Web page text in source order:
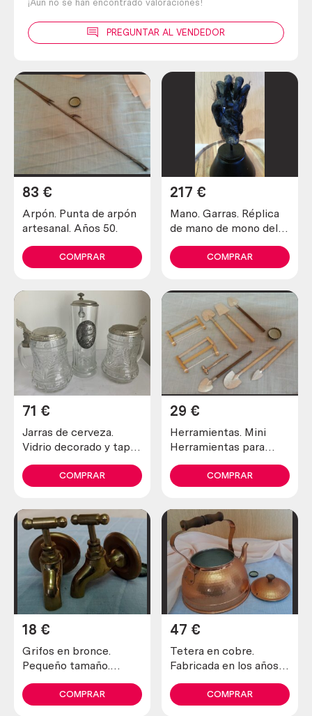
¡Aún no se han encontrado valoraciones!
PREGUNTAR AL VENDEDOR
Arpón. Punta de arpón
artesanal. Años 50.
83 €
COMPRAR
Mano. Garras. Réplica
de mano de mono del
Congo en campana de
vidrio.
217 €
COMPRAR
Jarras de cerveza.
Vidrio decorado y tapa
metálica. 3 unidades.
71 €
COMPRAR
Herramientas. Mini
Herramientas para
bricolaje o decoración.
29 €
COMPRAR
Grifos en bronce.
Pequeño tamaño.
Perfecto estado.
18 €
COMPRAR
Tetera en cobre.
Fabricada en los años
70.
47 €
COMPRAR